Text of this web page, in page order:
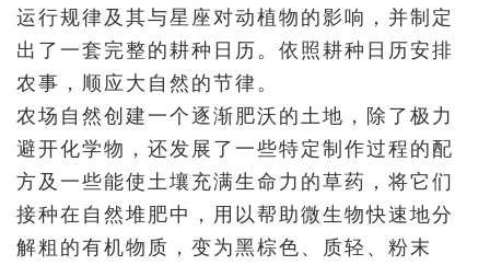
运行规律及其与星座对动植物的影响，并制定
出了一套完整的耕种日历。依照耕种日历安排
农事，顺应大自然的节律。
农场自然创建一个逐渐肥沃的土地，除了极力
避开化学物，还发展了一些特定制作过程的配
方及一些能使土壤充满生命力的草药，将它们
接种在自然堆肥中，用以帮助微生物快速地分
解粗的有机物质，变为黑棕色、质轻、粉末